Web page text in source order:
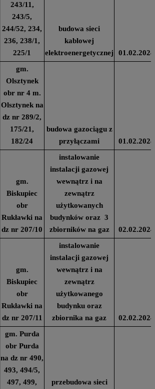
243/11,
243/5,
244/52, 234,
236, 238/1,
225/1
budowa sieci
kablowej
elektroenergetycznej
01.02.2024
gm.
Olsztynek
obr nr 4 m.
Olsztynek na
dz nr 289/2,
175/21,
182/24
budowa gazociągu z
przyłączami
01.02.2024
gm.
Biskupiec
obr
Rukławki na
dz nr 207/10
instalowanie
instalacji gazowej
wewnątrz i na
zewnątrz
użytkowanych
budynków oraz 3
zbiorników na gaz
02.02.2024
gm.
Biskupiec
obr
Rukławki na
dz nr 207/11
instalowanie
instalacji gazowej
wewnątrz i na
zewnątrz
użytkowanego
budynku oraz
zbiornika na gaz
02.02.2024
gm. Purda
obr Purda
na dz nr 490,
493, 494/5,
497, 499,
przebudowa sieci